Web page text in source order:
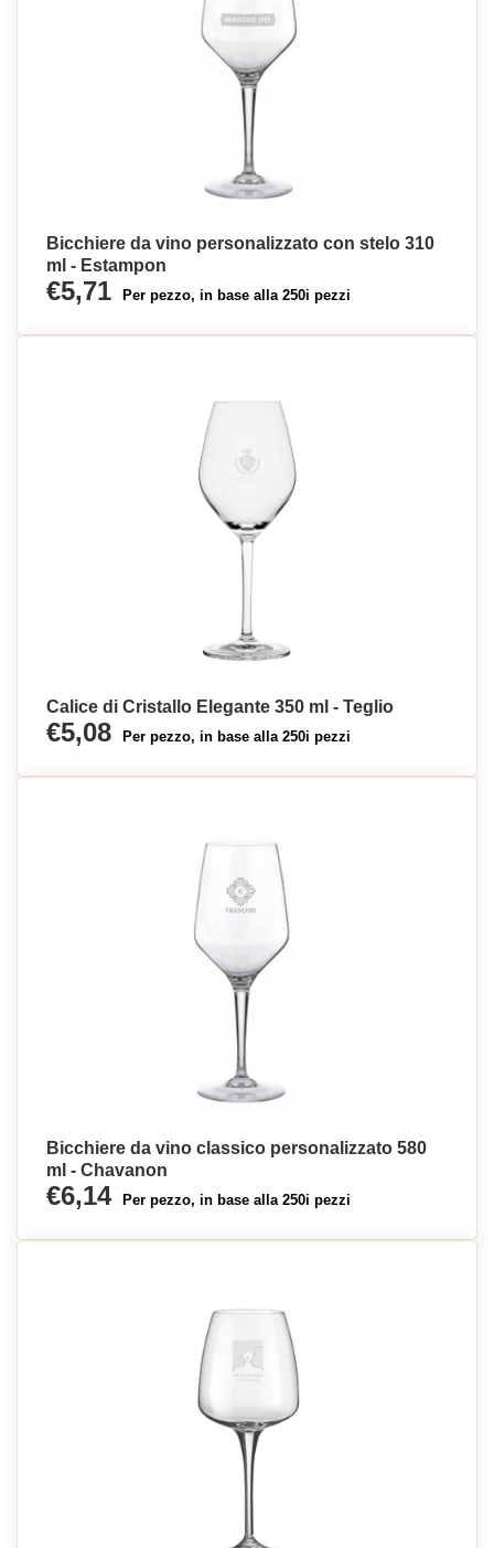
Bicchiere da vino personalizzato con stelo 310
ml - Estampon
€5,71 Per pezzo, in base alla 250i pezzi
Calice di Cristallo Elegante 350 ml - Teglio
€5,08 Per pezzo, in base alla 250i pezzi
Bicchiere da vino classico personalizzato 580
ml - Chavanon
€6,14 Per pezzo, in base alla 250i pezzi